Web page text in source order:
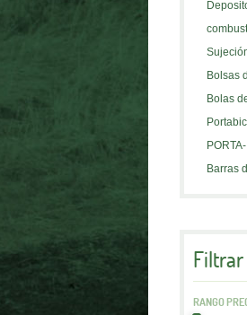
Bolsas
Bolas
Barras
RANGO